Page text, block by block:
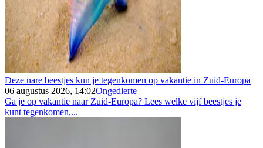
Deze nare beestjes kun je tegenkomen op vakantie in Zuid-Europa
06 augustus 2026, 14:02Ongedierte
Ga je op vakantie naar Zuid-Europa? Lees welke vijf beestjes je
kunt tegenkomen,...